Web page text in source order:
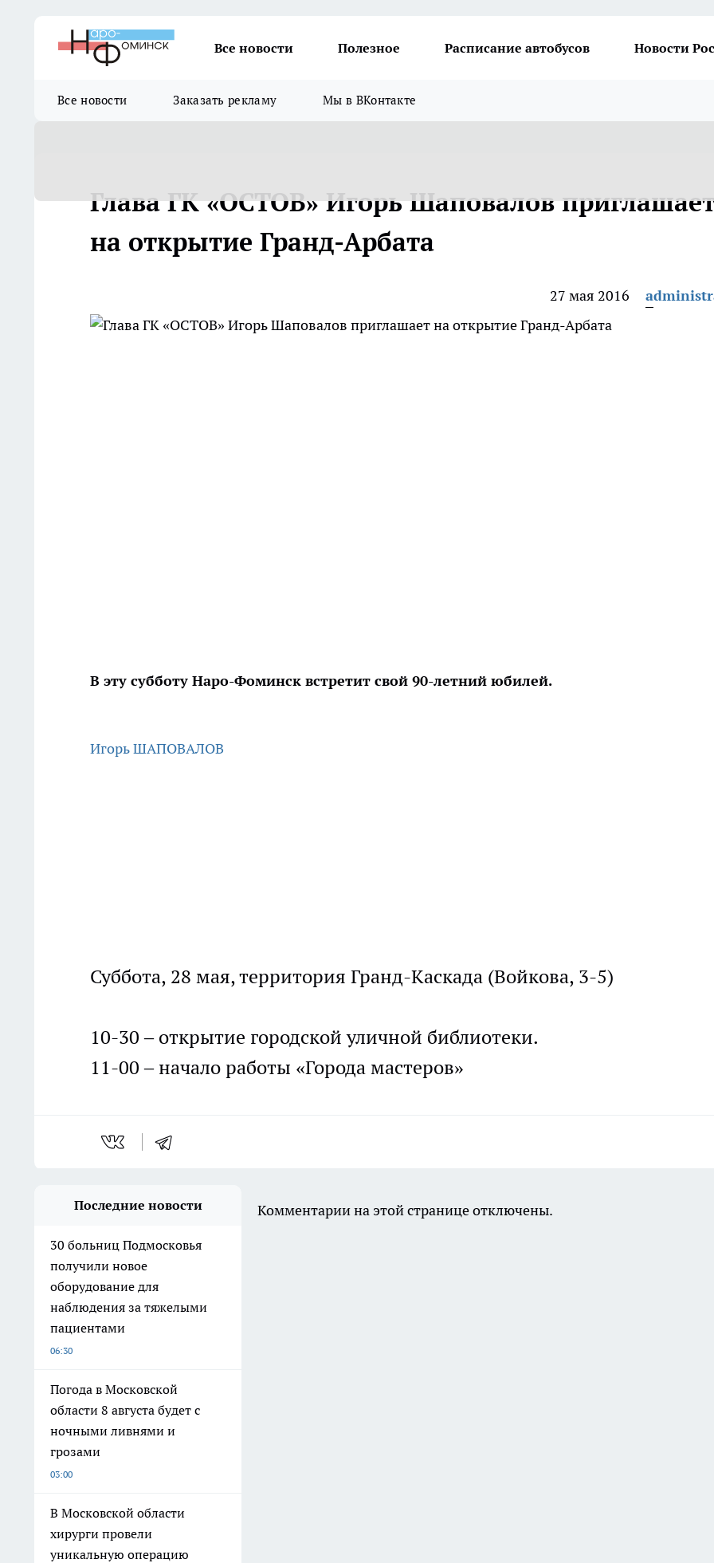
Все новости Полезное Расписание автобусов Новости
Все новости Заказать рекламу Мы в ВКонтакте
Глава ГК «ОСТОВ» Игорь Шаповалов
на открытие Гранд-Арбата
27 мая 2016
В эту субботу Наро-Фоминск встретит свой 90-летний юбилей.
Игорь ШАПОВАЛОВ
Суббота, 28 мая, территория Гранд-Каскада (Войкова, 3-5)
10-30 – открытие городской уличной библиотеки.
11-00 – начало работы «Города мастеров»
Последние новости
30 больниц Подмосковья
получили новое
оборудование для
наблюдения за тяжелыми
пациентами
06:30
Погода в Московской
области 8 августа будет с
ночными ливнями и
грозами
03:00
В Московской области
хирурги провели
уникальную операцию
Комментарии на этой странице отключены.